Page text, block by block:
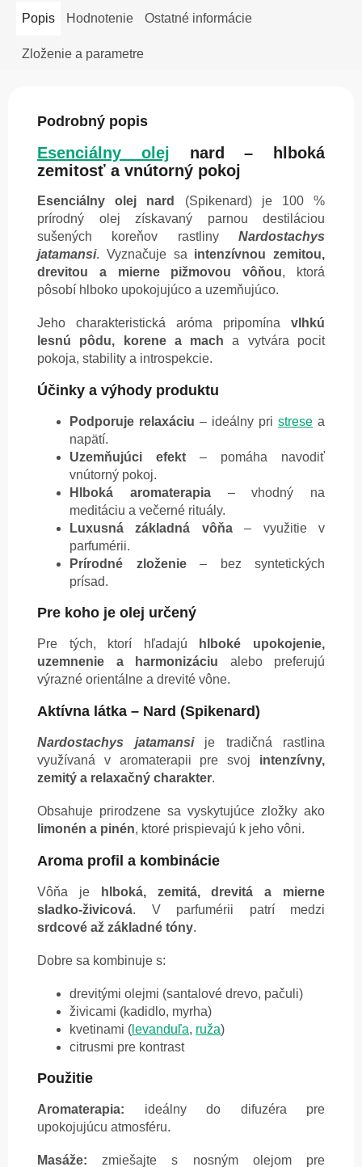
Popis Hodnotenie Ostatné informácie
Zloženie a parametre
Podrobný popis
Esenciálny olej nard – hlboká
zemitosť a vnútorný pokoj
Esenciálny olej nard
(Spikenard) je 100 %
prírodný olej získavaný parnou destiláciou
sušených koreňov rastliny Nardostachys
jatamansi. Vyznačuje sa intenzívnou zemitou,
drevitou a mierne pižmovou vôňou, ktorá
pôsobí hlboko upokojujúco a uzemňujúco.
Jeho charakteristická aróma pripomína vlhkú
lesnú pôdu, korene a mach a vytvára pocit
pokoja, stability a introspekcie.
Účinky a výhody produktu
Podporuje relaxáciu – ideálny pri strese a
napätí.
Uzemňujúci efekt – pomáha navodiť
vnútorný pokoj.
Hlboká aromaterapia– vhodný na
meditáciu a večerné rituály.
Luxusná základná vôňa– využitie v
parfumérii.
Prírodné zloženie– bez syntetických
prísad.
Pre koho je olej určený
Pre tých, ktorí hľadajú
hlboké upokojenie,
uzemnenie a harmonizáciu alebo preferujú
výrazné orientálne a drevité vône.
Aktívna látka – Nard (Spikenard)
Nardostachys jatamansije tradičná rastlina
využívaná v aromaterapii pre svoj intenzívny,
zemitý a relaxačný charakter.
Obsahuje prirodzene sa vyskytujúce zložky ako
limonén a pinén, ktoré prispievajú k jeho vôni.
Aroma profil a kombinácie
Vôňa je
hlboká, zemitá, drevitá a mierne
sladko-živicová. V parfumérii patrí medzi
srdcové až základné tóny.
Dobre sa kombinuje s:
drevitými olejmi (santalové drevo, pačuli)
živicami (kadidlo, myrha)
kvetinami ( levanduľa, ruža)
citrusmi pre kontrast
Použitie
Aromaterapia: ideálny do difuzéra pre
upokojujúcu atmosféru.
Masáže: zmiešajte s nosným olejom pre